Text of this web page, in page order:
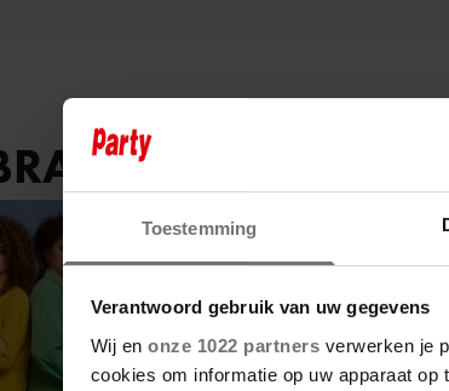
Toestemming
Verantwoord gebruik van uw gegevens
Wij en onze 1022 partners verwerken je
cookies om informatie op uw apparaat